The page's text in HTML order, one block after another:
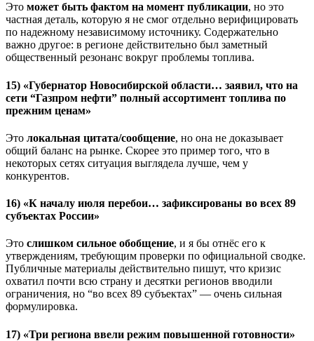
Это может быть фактом на момент публикации, но это
частная деталь, которую я не смог отдельно верифицировать
по надежному независимому источнику. Содержательно
важно другое: в регионе действительно был заметный
общественный резонанс вокруг проблемы топлива.
15) «Губернатор Новосибирской области… заявил, что на
сети “Газпром нефти” полный ассортимент топлива по
прежним ценам»
Это локальная цитата/сообщение, но она не доказывает
общий баланс на рынке. Скорее это пример того, что в
некоторых сетях ситуация выглядела лучше, чем у
конкурентов.
16) «К началу июля перебои… зафиксированы во всех 89
субъектах России»
Это слишком сильное обобщение, и я бы отнёс его к
утверждениям, требующим проверки по официальной сводке.
Публичные материалы действительно пишут, что кризис
охватил почти всю страну и десятки регионов вводили
ограничения, но “во всех 89 субъектах” — очень сильная
формулировка.
17) «Три региона ввели режим повышенной готовности»